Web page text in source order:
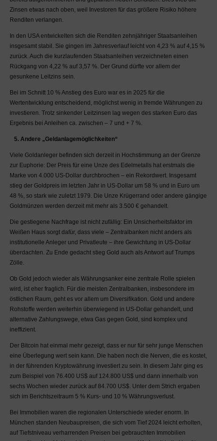
Zinsen etwas nach oben, weil Investoren für das größere Risiko höhere
Renditen verlangen.
In den USA entwickelten sich die Renditen zehnjähriger Staatsanleihen
insgesamt stabil. Sie gingen im Jahresverlauf leicht von 4,23 % auf 4,15 %
zurück. Auch die kurzlaufenden Staatsanleihen verzeichneten einen
Rückgang von 4,22 % auf 3,57 %. Der Grund dürfte vor allem der
gesunkene Leitzins sein.
Bei im Schnitt 10 % Anstieg des Euro war es in 2025 für die
Wertentwicklung entscheidend, möglichst wenig in fremde Währungen zu
investieren. Trotz sinkender Leitzinsen lag wegen des starken Euro das
Ergebnis bei Anleihen ca. zwischen – 7 und + 7 %.
5. Andere „Geldanlagemöglichkeiten“
Viele Goldanleger befinden sich derzeit in Hochstimmung an der Grenze
zur Euphorie: Der Preis für eine Unze des Edelmetalls hat erstmals die
Marke von 4.000 US-Dollar durchbrochen – ein Rekordwert. Insgesamt
stieg der Goldpreis im letzten Jahr in US-Dollar um 58 % und in Euro um
48 %, so stark wie zuletzt 1979. Die Unze Krügerrand oder andere gängige
Goldmünzen werden derzeit mit mehr als 3.500 € gehandelt.
Die gestiegene Nachfrage ist nicht zufällig: Ein Unsicherheitsfaktor im
Weißen Haus sorgt dafür, dass viele – Zentralbanken nicht anders als
institutionelle Anleger und Privatleute – ihre Gewichtung in US-Dollar
überdachten. Zu Ende gedacht stieg Gold auch als Antwort auf Trumps
Zölle.
Ob Gold jedoch wieder als Währungsanker eine zentrale Rolle spielen
wird, ist eher fraglich. Für die meisten Zentralbanken, insbesondere im
östlichen Raum, geht es vor allem um Diversifikation. Gold und andere
Rohstoffe werden weiterhin überwiegend in US-Dollar gehandelt, und
alternative Zahlungswege, etwa Gas gegen Gold, sind komplex und
ineffizient.
Der Bitcoin hat einmal mehr gezeigt, dass er nur für sehr junge Menschen
eine Überlegung wert sein kann. Die haben noch die Nerven, die es kostet,
in der führenden Kryptowährung investiert zu sein. In diesem Jahr ging es
zum Beispiel von 76.400 US$ auf 124.800 US$ und dann innerhalb von
sechs Wochen wieder zurück auf 84.700 US$. Unter dem Strich ergaben
sich im Berichtszeitraum 5 % Kurs- und 10 % Währungsverlust.
Bei Immobilien waren die regionalen Unterschiede wieder enorm. In
München standen Neubaupreisen, die sich vom Tief 2024 leicht erholten,
auf Tiefstniveau verharrenden Preisen bei gebrauchten Immobilien
Beiträge zu nicht
festgelegten Zeiten.
bleibt in jedem Fall der
Verfasser des Beitrages.
Die MaDrei AG schließt
jede Haftung gegenüber
für Verluste von
Finanzgeschäften
jeglicher Art, Kosten
jeglicher Art,
des Besuchs von
Drittanbietern (Links,
Verweise) sowie Social
Media Plattformen und
sonstiger im
Zusammenhang mit der
Nutzung des MaDrei-
Forderungen und
Schäden aus. Sollten
Schäden durch
Manipulationen Dritter an
Die Datenschutzerklärung
der MaDrei AG, die
Salvatorische Klausel: